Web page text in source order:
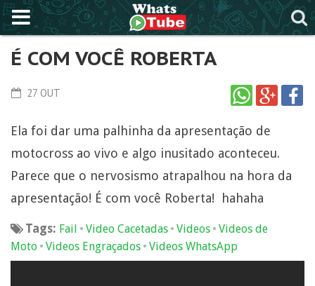
É COM VOCÊ ROBERTA
27 OUT
Ela foi dar uma palhinha da apresentação de
motocross ao vivo e algo inusitado aconteceu.
Parece que o nervosismo atrapalhou na hora da
apresentação! É com você Roberta! hahaha
Tags: Fail • Video Cacetadas • Videos • Videos de
Moto • Videos Engraçados • Videos WhatsApp